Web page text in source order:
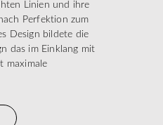
Linien und ihre
Perfektion zum
Design bildete die
das im Einklang mit
maximale